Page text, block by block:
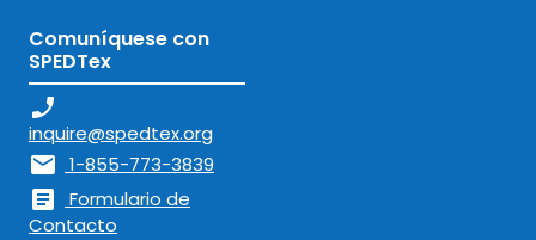
Comuníquese con
SPEDTex
phone_enabled
inquire@spedtex.org
mail 1-855-773-3839
article
Formulario de
Contacto